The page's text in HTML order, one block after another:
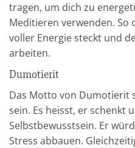
tragen, um dich zu
Meditieren verwenden. So
voller Energie steckt und
arbeiten.
Dumotierit
Das Motto von Dumotierit
sein. Es heisst, er schenkt
Selbstbewusstsein. Er
Stress abbauen.